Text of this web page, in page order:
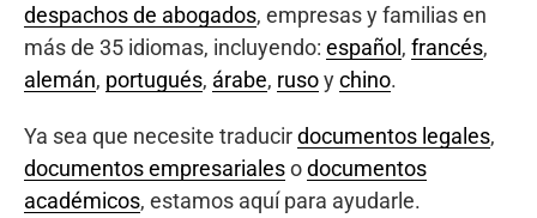
despachos de abogados, empresas y familias en
más de 35 idiomas, incluyendo: español , francés,
alemán, portugués, árabe, rusoychino.
Ya sea que necesite traducirdocumentos legales,
documentos empresarialesodocumentos
académicos, estamos aquí para ayudarle.